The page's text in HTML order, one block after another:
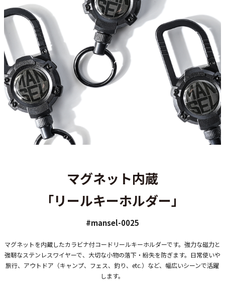
マグネット内蔵
「リールキーホルダー」
#mansel-0025
マグネットを内蔵したカラビナ付コードリールキーホルダーです。強力な磁力と
強靭なステンレスワイヤーで、大切な小物の落下・紛失を防ぎます。日常使いや
旅行、アウトドア（キャンプ、フェス、釣り、etc.）など、幅広いシーンで活躍
します。